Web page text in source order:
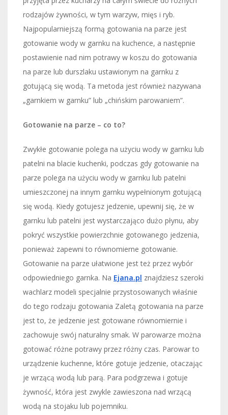
rodzajów żywności, w tym warzyw, mięs i ryb.
Najpopularniejszą formą gotowania na parze jest
gotowanie wody w garnku na kuchence, a następnie
postawienie nad nim potrawy w koszu do gotowania
na parze lub durszlaku ustawionym na garnku z
gotującą się wodą. Ta metoda jest również nazywana
„garnkiem w garnku” lub „chińskim parowaniem”.
Gotowanie na parze – co to?
Zwykłe gotowanie polega na użyciu wody w garnku lub
patelni na blacie kuchenki, podczas gdy gotowanie na
parze polega na użyciu wody w garnku lub patelni
umieszczonej na innym garnku wypełnionym gotującą
się wodą. Kiedy gotujesz jedzenie, upewnij się, że w
garnku lub patelni jest wystarczająco dużo płynu, aby
pokryć wszystkie powierzchnie gotowanego jedzenia,
ponieważ zapewni to równomierne gotowanie.
Gotowanie na parze ułatwione jest też przez wybór
odpowiedniego garnka. Na Ejana.pl znajdziesz szeroki
wachlarz modeli specjalnie przystosowanych właśnie
do tego rodzaju gotowania Zaletą gotowania na parze
jest to, że jedzenie jest gotowane równomiernie i
zachowuje swój naturalny smak. W parowarze można
gotować różne potrawy przez różny czas. Parowar to
urządzenie kuchenne, które gotuje jedzenie, otaczając
je wrzącą wodą lub parą. Para podgrzewa i gotuje
żywność, która jest zwykle zawieszona nad wrzącą
wodą na stojaku lub pojemniku.